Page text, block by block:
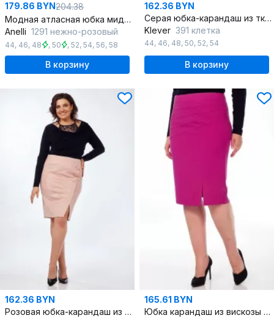
179.86 BYN204.38
Модная атласная юбка миди с косым кроем
Anelli 1291 нежно-розовый
44, 46, 48 , 50 , 52, 54, 56, 58
В корзину
162.36 BYN
Серая юбка-карандаш из ткани с мелким клеточным принтом
Klever 391 клетка
44, 46, 48, 50, 52, 54
В корзину
162.36 BYN
Розовая юбка-карандаш из вискозы с разрезом
165.61 BYN
Юбка карандаш из вискозы и текстиля с разрезом